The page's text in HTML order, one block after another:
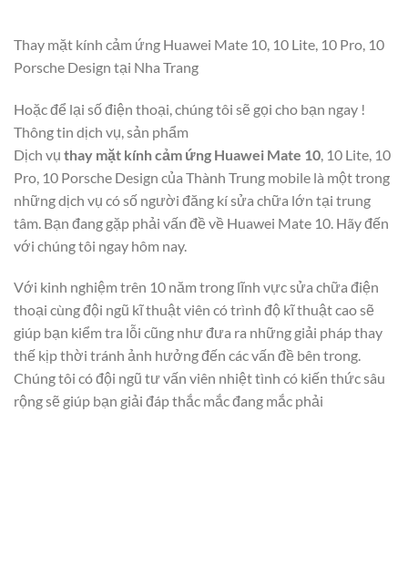
Thay mặt kính cảm ứng Huawei Mate 10, 10 Lite, 10 Pro, 10
Porsche Design tại Nha Trang
Hoặc để lại số điện thoại, chúng tôi sẽ gọi cho bạn ngay !
Thông tin dịch vụ, sản phẩm
Dịch vụ thay mặt kính cảm ứng Huawei Mate 10 , 10 Lite, 10
Pro, 10 Porsche Design của Thành Trung mobile là một trong
những dịch vụ có số người đăng kí sửa chữa lớn tại trung
tâm. Bạn đang gặp phải vấn đề về Huawei Mate 10. Hãy đến
với chúng tôi ngay hôm nay.
Với kinh nghiệm trên 10 năm trong lĩnh vực sửa chữa điện
thoại cùng đội ngũ kĩ thuật viên có trình độ kĩ thuật cao sẽ
giúp bạn kiểm tra lỗi cũng như đưa ra những giải pháp thay
thế kịp thời tránh ảnh hưởng đến các vấn đề bên trong.
Chúng tôi có đội ngũ tư vấn viên nhiệt tình có kiến thức sâu
rộng sẽ giúp bạn giải đáp thắc mắc đang mắc phải